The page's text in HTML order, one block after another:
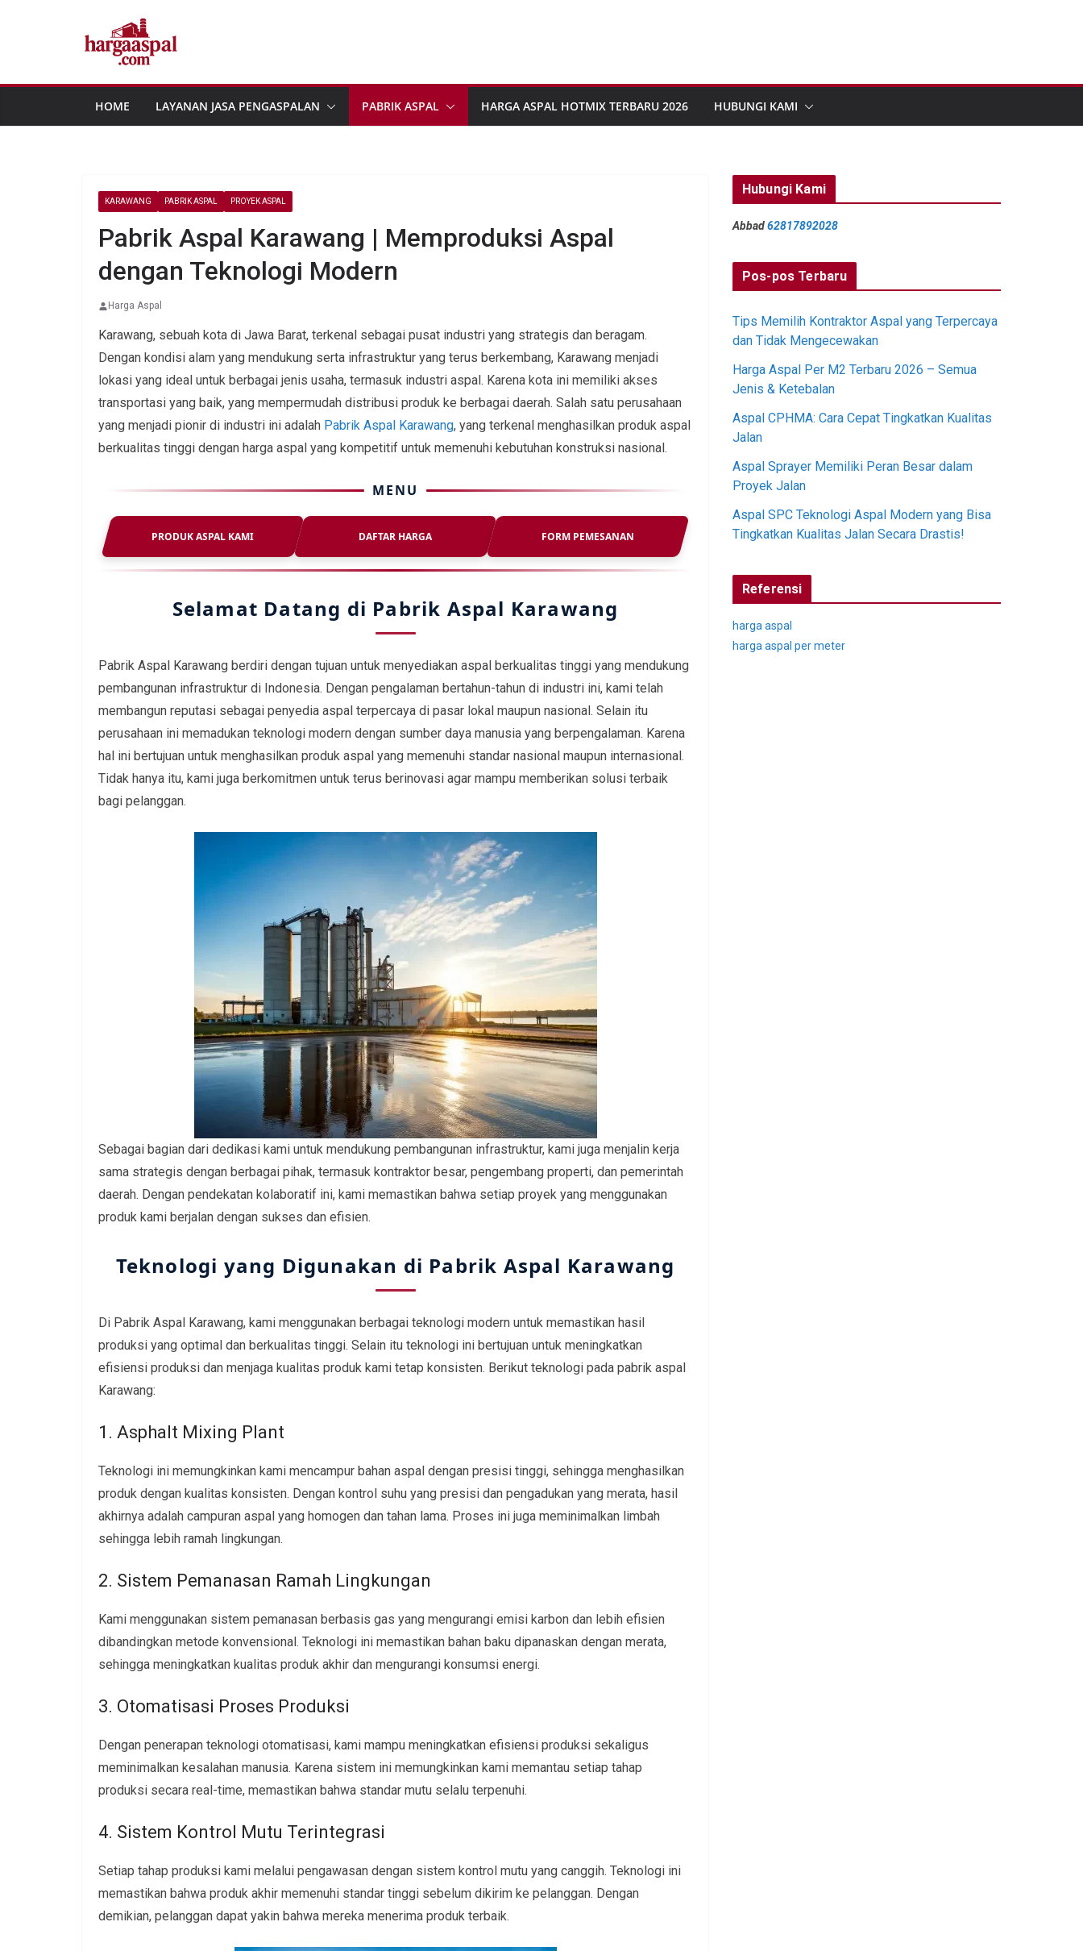
HOME LAYANAN JASA PENGASPALAN PABRIK ASPAL HARGA ASPAL HOTMIX TERBARU 2026 HUBUNGI KAMI
KARAWANG PABRIK ASPAL PROYEK ASPAL
Pabrik Aspal Karawang | Memproduksi Aspal
dengan Teknologi Modern
Harga Aspal
Karawang, sebuah kota di Jawa Barat, terkenal sebagai pusat industri yang strategis dan beragam.
Dengan kondisi alam yang mendukung serta infrastruktur yang terus berkembang, Karawang menjadi
lokasi yang ideal untuk berbagai jenis usaha, termasuk industri aspal. Karena kota ini memiliki akses
transportasi yang baik, yang mempermudah distribusi produk ke berbagai daerah. Salah satu perusahaan
yang menjadi pionir di industri ini adalah Pabrik Aspal Karawang, yang terkenal menghasilkan produk aspal
berkualitas tinggi dengan harga aspal yang kompetitif untuk memenuhi kebutuhan konstruksi nasional.
MENU
PRODUK ASPAL KAMI DAFTAR HARGA FORM PEMESANAN
Selamat Datang di Pabrik Aspal Karawang
Pabrik Aspal Karawang berdiri dengan tujuan untuk menyediakan aspal berkualitas tinggi yang mendukung
pembangunan infrastruktur di Indonesia. Dengan pengalaman bertahun-tahun di industri ini, kami telah
membangun reputasi sebagai penyedia aspal terpercaya di pasar lokal maupun nasional. Selain itu
perusahaan ini memadukan teknologi modern dengan sumber daya manusia yang berpengalaman. Karena
hal ini bertujuan untuk menghasilkan produk aspal yang memenuhi standar nasional maupun internasional.
Tidak hanya itu, kami juga berkomitmen untuk terus berinovasi agar mampu memberikan solusi terbaik
bagi pelanggan.
Sebagai bagian dari dedikasi kami untuk mendukung pembangunan infrastruktur, kami juga menjalin kerja
sama strategis dengan berbagai pihak, termasuk kontraktor besar, pengembang properti, dan pemerintah
daerah. Dengan pendekatan kolaboratif ini, kami memastikan bahwa setiap proyek yang menggunakan
produk kami berjalan dengan sukses dan efisien.
Teknologi yang Digunakan di Pabrik Aspal Karawang
Di Pabrik Aspal Karawang, kami menggunakan berbagai teknologi modern untuk memastikan hasil
produksi yang optimal dan berkualitas tinggi. Selain itu teknologi ini bertujuan untuk meningkatkan
efisiensi produksi dan menjaga kualitas produk kami tetap konsisten. Berikut teknologi pada pabrik aspal
Karawang:
1. Asphalt Mixing Plant
Teknologi ini memungkinkan kami mencampur bahan aspal dengan presisi tinggi, sehingga menghasilkan
produk dengan kualitas konsisten. Dengan kontrol suhu yang presisi dan pengadukan yang merata, hasil
akhirnya adalah campuran aspal yang homogen dan tahan lama. Proses ini juga meminimalkan limbah
sehingga lebih ramah lingkungan.
2. Sistem Pemanasan Ramah Lingkungan
Kami menggunakan sistem pemanasan berbasis gas yang mengurangi emisi karbon dan lebih efisien
dibandingkan metode konvensional. Teknologi ini memastikan bahan baku dipanaskan dengan merata,
sehingga meningkatkan kualitas produk akhir dan mengurangi konsumsi energi.
3. Otomatisasi Proses Produksi
Dengan penerapan teknologi otomatisasi, kami mampu meningkatkan efisiensi produksi sekaligus
meminimalkan kesalahan manusia. Karena sistem ini memungkinkan kami memantau setiap tahap
produksi secara real-time, memastikan bahwa standar mutu selalu terpenuhi.
4. Sistem Kontrol Mutu Terintegrasi
Setiap tahap produksi kami melalui pengawasan dengan sistem kontrol mutu yang canggih. Teknologi ini
memastikan bahwa produk akhir memenuhi standar tinggi sebelum dikirim ke pelanggan. Dengan
demikian, pelanggan dapat yakin bahwa mereka menerima produk terbaik.
Hubungi Kami
Abbad62817892028
Pos-pos Terbaru
Tips Memilih Kontraktor Aspal yang Terpercaya
dan Tidak Mengecewakan
Harga Aspal Per M2 Terbaru 2026 – Semua
Jenis & Ketebalan
Aspal CPHMA: Cara Cepat Tingkatkan Kualitas
Jalan
Aspal Sprayer Memiliki Peran Besar dalam
Proyek Jalan
Aspal SPC Teknologi Aspal Modern yang Bisa
Tingkatkan Kualitas Jalan Secara Drastis!
Referensi
harga aspal
harga aspal per meter